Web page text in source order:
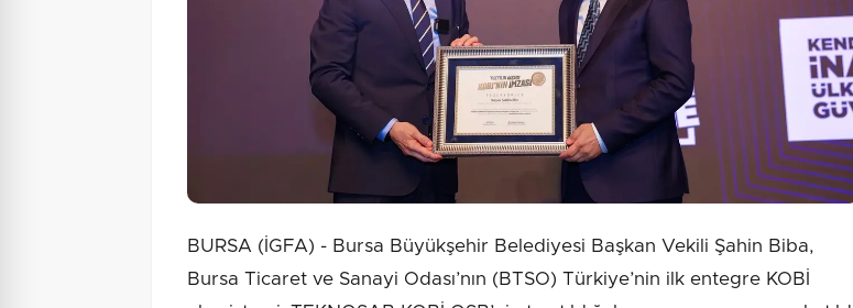
BURSA (İGFA) - Bursa Büyükşehir Belediyesi Başkan Vekili Şahin Biba,
Bursa Ticaret ve Sanayi Odası’nın (BTSO) Türkiye’nin ilk entegre KOBİ